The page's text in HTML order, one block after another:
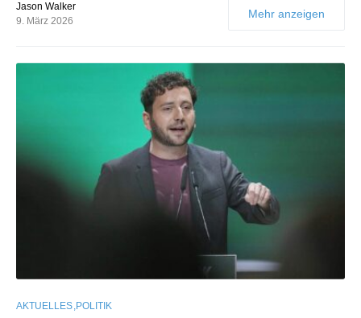
Jason Walker
9. März 2026
Mehr anzeigen
AKTUELLES POLITIK